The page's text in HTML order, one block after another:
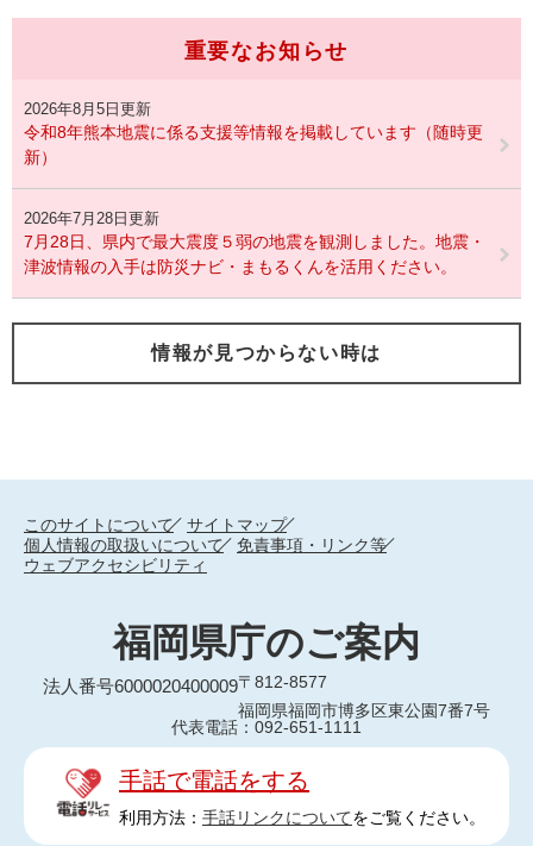
重要なお知らせ
2026年8月5日更新
令和8年熊本地震に係る支援等情報を掲載しています（随時更
新）
2026年7月28日更新
7月28日、県内で最大震度５弱の地震を観測しました。地震・
津波情報の入手は防災ナビ・まもるくんを活用ください。
情報が見つからない時は
このサイトについて
サイトマップ
個人情報の取扱いについて
免責事項・リンク等
ウェブアクセシビリティ
福岡県庁のご案内
法人番号6000020400009〒812-8577
福岡県福岡市博多区東公園7番7号
代表電話：092-651-1111
手話で電話をする
利用方法： 手話リンクについてをご覧ください。